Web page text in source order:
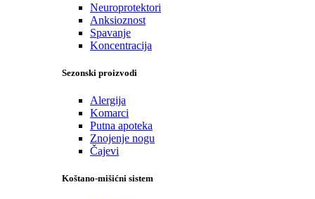
Neuroprotektori
Anksioznost
Spavanje
Koncentracija
Sezonski proizvodi
Alergija
Komarci
Putna apoteka
Znojenje nogu
Čajevi
Koštano-mišićni sistem